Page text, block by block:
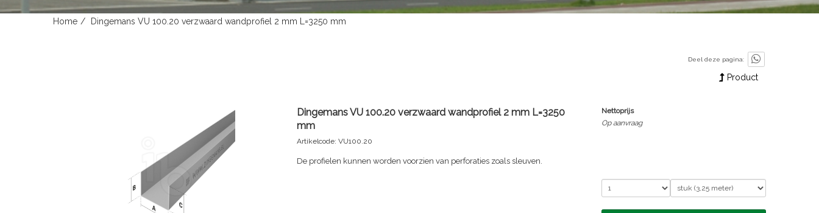
Home Dingemans VU 100.20 verzwaard wandprofiel 2 mm L=3250 mm
Deel deze pagina:
Product
Dingemans VU 100.20 verzwaard wandprofiel 2 mm L=3250
mm
Artikelcode: VU100.20
De profielen kunnen worden voorzien van perforaties zoals sleuven.
Nettoprijs
Op aanvraag